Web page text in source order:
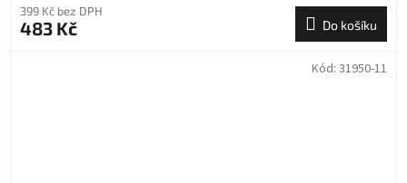
399 Kč bez DPH
483 Kč Do košíku
Kód: 31950-11